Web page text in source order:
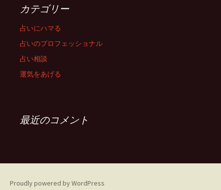
カテゴリー
占いにハマる
占いのプロフェッショナル
占い相談
運気をあげる
最近のコメント
Proudly powered by WordPress